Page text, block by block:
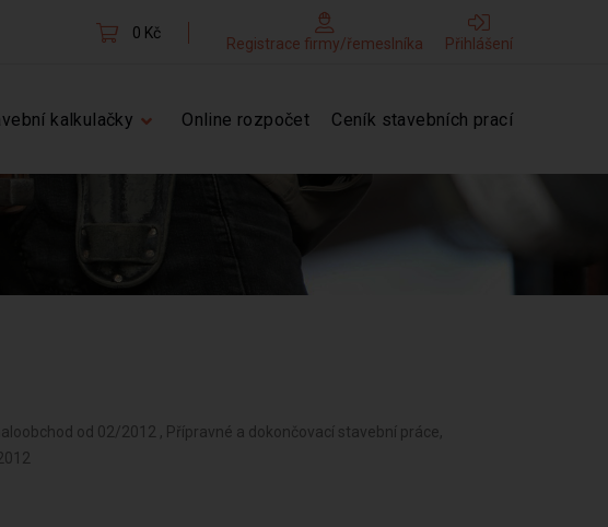
0 Kč
Registrace firmy/řemeslníka Přihlášení
kalkulačky Online rozpočet Ceník stavebních prací
od 02/2012 , Přípravné a dokončovací stavební práce,